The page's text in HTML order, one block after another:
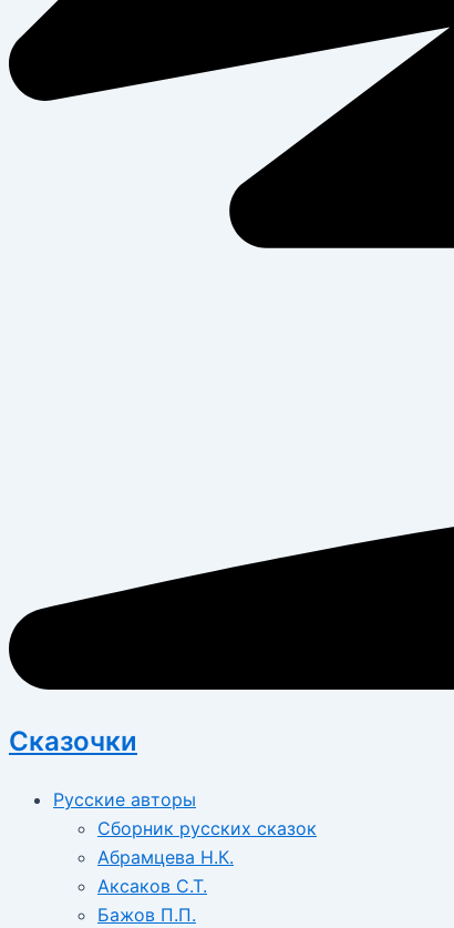
Сказочки
Русские авторы
Сборник русских сказок
Абрамцева Н.К.
Аксаков С.Т.
Бажов П.П.